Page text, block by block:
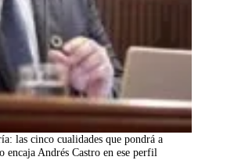
las cinco cualidades que pondrá a
encaja Andrés Castro en ese perfil